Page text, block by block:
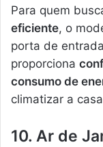
Para quem
eficiente, o
porta de
proporciona
consumo de
climatizar a
10. Ar de